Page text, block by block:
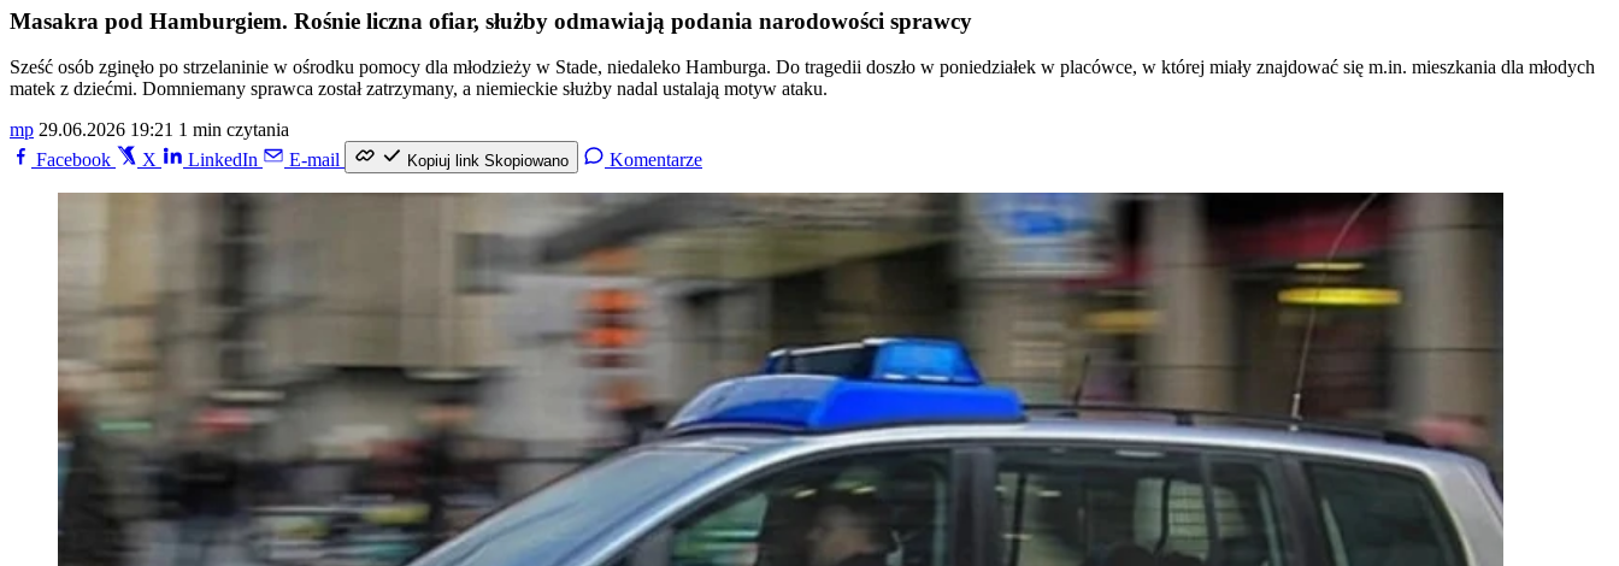
Masakra pod Hamburgiem. Rośnie liczna ofiar, służby odmawiają podania narodowości sprawcy
Sześć osób zginęło po strzelaninie w ośrodku pomocy dla młodzieży w Stade, niedaleko Hamburga. Do tragedii doszło w poniedziałek w placówce, w której miały znajdować się m.in. mieszkania dla młodych
matek z dziećmi. Domniemany sprawca został zatrzymany, a niemieckie służby nadal ustalają motyw ataku.
mp 29.06.2026 19:21 1 min czytania
Facebook
X LinkedIn E-mail Kopiuj link Skopiowano Komentarze